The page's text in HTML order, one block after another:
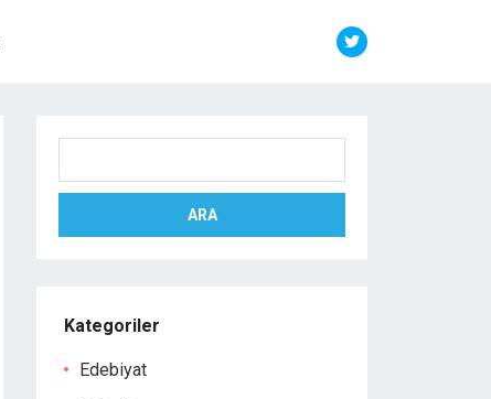
ARA
Kategoriler
Edebiyat